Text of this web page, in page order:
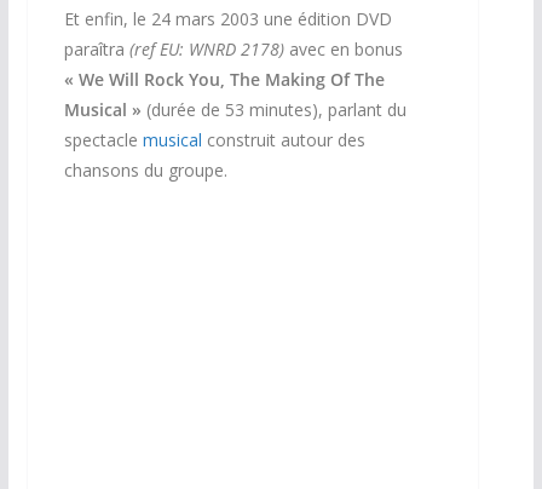
Et enfin, le 24 mars 2003 une édition DVD
paraîtra (ref EU: WNRD 2178)avec en bonus
« We Will Rock You, The Making Of The
Musical » (durée de 53 minutes), parlant du
spectacle musical construit autour des
chansons du groupe.